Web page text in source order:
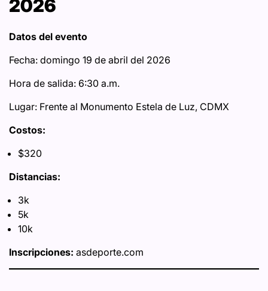
2026
Datos del evento
Fecha: domingo 19 de abril del 2026
Hora de salida: 6:30 a.m.
Lugar: Frente al Monumento Estela de Luz, CDMX
Costos:
$320
Distancias:
3k
5k
10k
Inscripciones: asdeporte.com